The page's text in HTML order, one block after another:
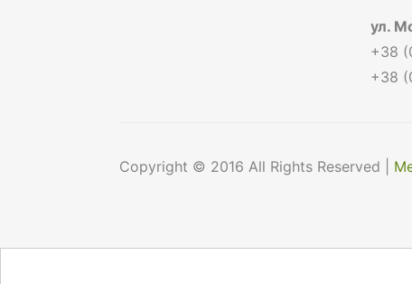
ул.
+38
+38
Copyright © 2016 All Rights Reserved |